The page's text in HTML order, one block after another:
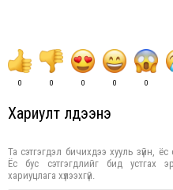
0 0 0 0 0
Хариулт үлдээнэ үү
Та сэтгэгдэл бичихдээ хууль зүйн,
Ёс бус сэтгэгдлийг бид устгах
хариуцлага хүлээхгүй.